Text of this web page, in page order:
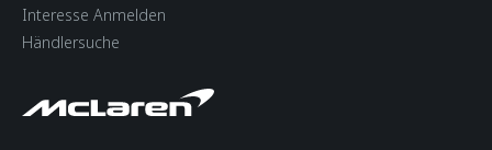
Interesse Anmelden
Händlersuche